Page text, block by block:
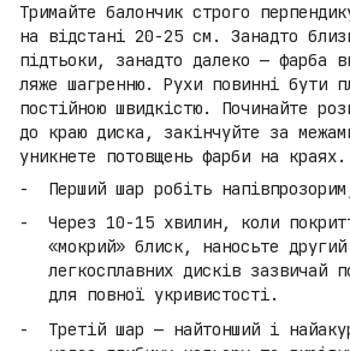
Тримайте балончик строго
на відстані 20-25 см. Занадто
підтьоки, занадто далеко — фарба
ляже шагренню. Рухи повинні бути
постійною швидкістю. Починайте
до краю диска, закінчуйте за
уникнете потовщень фарби на краях.
Перший шар робіть
Через 10-15 хвилин, коли
«мокрий» блиск, наносьте
легкосплавних дисків зазвичай
для повної укривистості.
Третій шар — найтонший і